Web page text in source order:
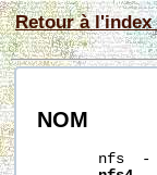
Retour à l'index
NOM
nfs